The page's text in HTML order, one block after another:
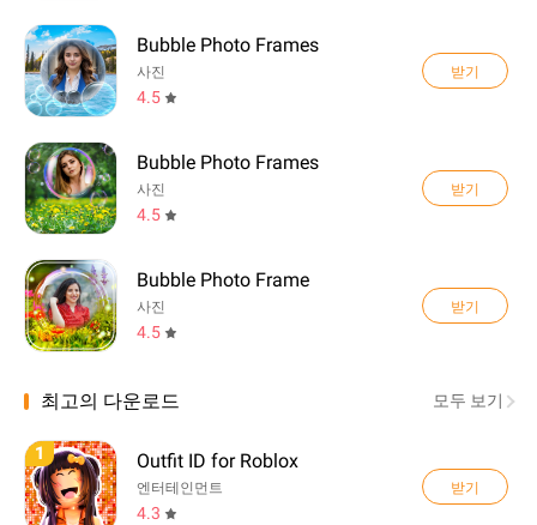
Bubble Photo Frames
사진
4.5
받기
Bubble Photo Frames
사진
4.5
받기
Bubble Photo Frame
사진
4.5
받기
최고의 다운로드 모두 보기
1 Outfit ID for Roblox
엔터테인먼트
4.3
받기